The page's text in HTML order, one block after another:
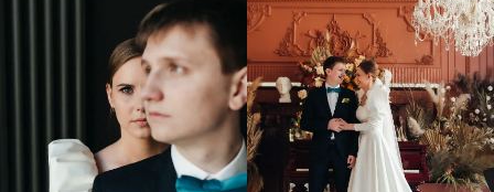
СОЦ.СЕТИ
ОРГАНИЗАЦИЯ СВАДЬБЫ